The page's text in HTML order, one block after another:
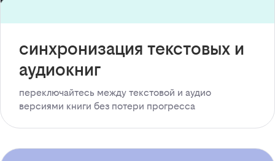
синхронизация текстовых и
аудиокниг
переключайтесь между текстовой и аудио
версиями книги без потери прогресса